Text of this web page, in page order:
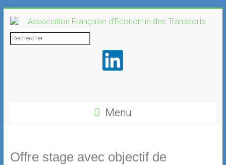
to
content
Association
Transports
Menu
Offre stage avec objectif de